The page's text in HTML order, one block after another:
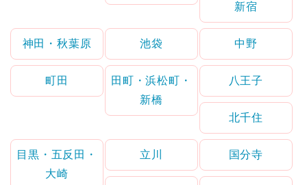
新宿
神田・秋葉原 池袋 中野
町田
田町・浜松町・
新橋
八王子
北千住
目黒・五反田・
大崎
立川 国分寺